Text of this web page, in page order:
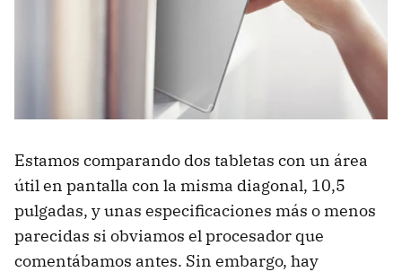
Estamos comparando dos tabletas con un área
útil en pantalla con la misma diagonal, 10,5
pulgadas, y unas especificaciones más o menos
parecidas si obviamos el procesador que
comentábamos antes. Sin embargo, hay